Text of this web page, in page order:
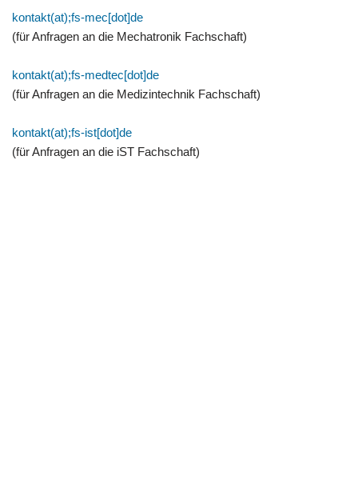
kontakt(at);fs-mec[dot]de
(für Anfragen an die Mechatronik Fachschaft)
kontakt(at);fs-medtec[dot]de
(für Anfragen an die Medizintechnik Fachschaft)
kontakt(at);fs-ist[dot]de
(für Anfragen an die iST Fachschaft)